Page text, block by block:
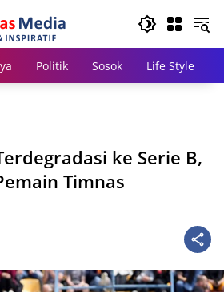
Politik Sosok Life Style
ke Serie B,
Timnas